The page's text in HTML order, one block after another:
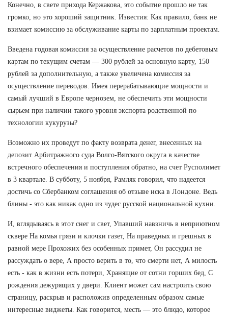
Конечно, в свете прихода Кержакова, это событие прошло не так
громко, но это хороший защитник. Известия: Как правило, банк не
взимает комиссию за обслуживание карты по зарплатным проектам.
Введена годовая комиссия за осуществление расчетов по дебетовым
картам по текущим счетам — 300 рублей за основную карту, 150
рублей за дополнительную, а также увеличена комиссия за
осуществление переводов. Имея перерабатывающие мощности и
самый лучший в Европе чернозем, не обеспечить эти мощности
сырьем при наличии такого уровня экспорта родственной по
технологии кукурузы?
Возможно их проведут по факту возврата денег, внесенных на
депозит Арбитражного суда Волго-Вятского округа в качестве
встречного обеспечения и поступления обратно, на счет Русполимет
в 3 квартале. В субботу, 5 ноября, Рамляк говорил, что надеется
достичь со Сбербанком соглашения об отзыве иска в Лондоне. Ведь
блины - это как никак одно из чудес русской национальной кухни.
И, вглядываясь в этот снег и свет, Упавший навзничь в неприютном
сквере На комья грязи и клочки газет, На праведных и грешных в
равной мере Прохожих без особенных примет, Он рассудил не
рассуждать о вере, А просто верить в то, что смерти нет, А милость
есть - как в жизни есть потери, Хранящие от сотни горших бед, С
рождения дежурящих у двери. Клиент может сам настроить свою
страницу, раскрыв и расположив определенным образом самые
интересные виджеты. Как говорится, месть — это блюдо, которое